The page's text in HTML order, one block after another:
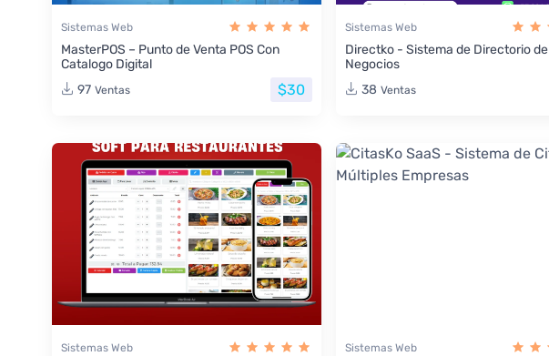
Sistemas Web
MasterPOS – Punto de Venta POS Con
Catalogo Digital
97 Ventas $30
Sistemas Web
Directko - Sistema de Directorio de
Negocios
38 Ventas
Sistemas Web Sistemas Web